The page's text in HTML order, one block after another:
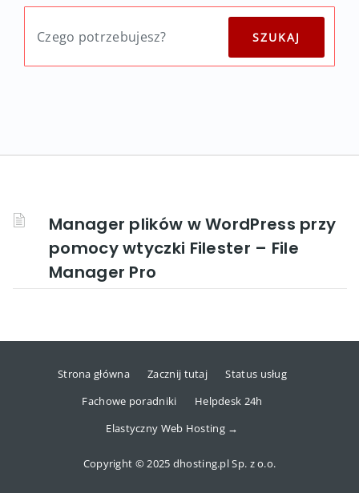
Manager plików w WordPress przy
pomocy wtyczki Filester – File
Manager Pro
Strona główna Zacznij tutaj
Status usług
Fachowe poradniki
Helpdesk 24h
Elastyczny Web Hosting →
Copyright © 2025 dhosting.pl Sp. z o.o.